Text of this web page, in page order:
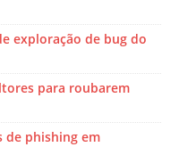
exploração de bug do
para roubarem
de phishing em